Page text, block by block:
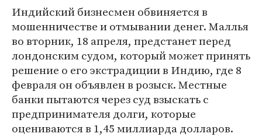
Индийский бизнесмен обвиняется в
мошенничестве и отмывании денег. Маллья
во вторник, 18 апреля, предстанет перед
лондонским судом, который может принять
решение о его экстрадиции в Индию, где 8
февраля он объявлен в розыск. Местные
банки пытаются через суд взыскать с
предпринимателя долги, которые
оцениваются в 1,45 миллиарда долларов.